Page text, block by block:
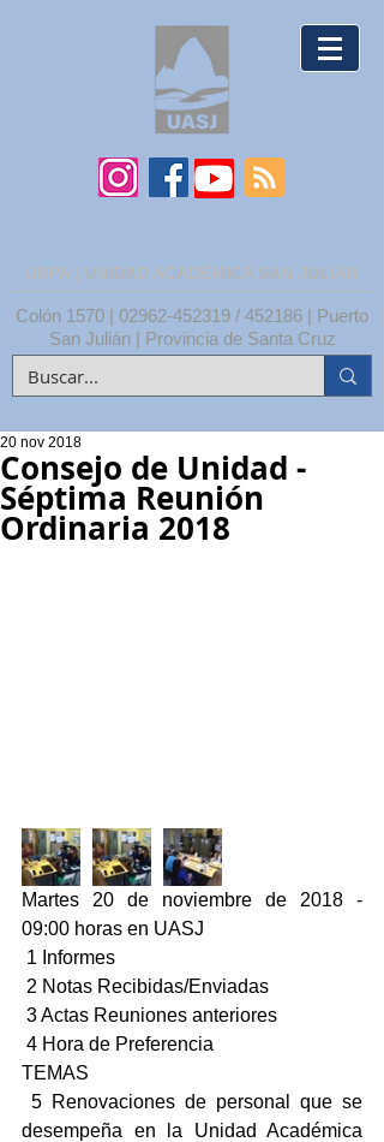
UNPA | UNIDAD ACADÉMICA SAN JULIÁN
Colón 1570 | 02962-452319 / 452186 | Puerto
San Julián | Provincia de Santa Cruz
Consejo de Unidad -
Séptima Reunión
Ordinaria 2018
20 nov 2018
Martes 20 de noviembre de 2018 -
09:00 horas en UASJ
1 Informes
2 Notas Recibidas/Enviadas
3 Actas Reuniones anteriores
4 Hora de Preferencia
TEMAS
desempeña en la Unidad Académica